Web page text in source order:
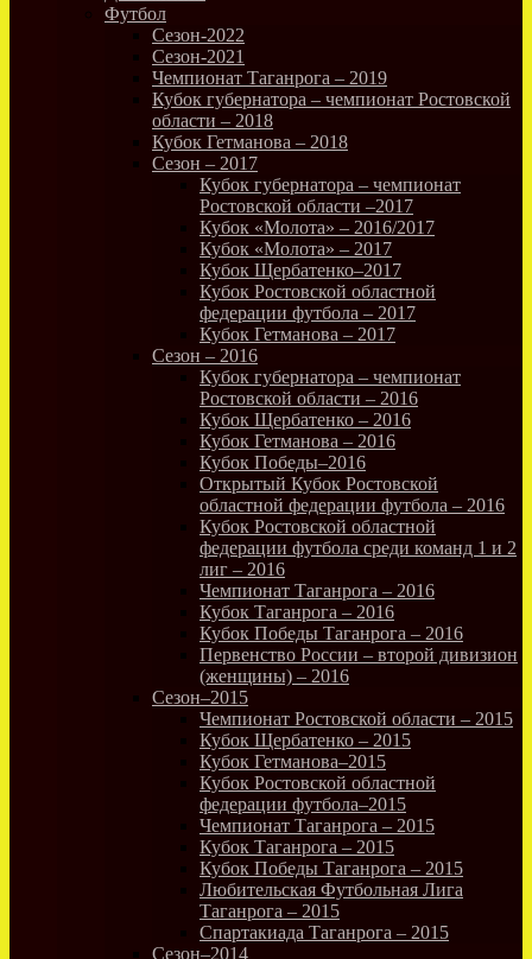
Футбол
Сезон-2022
Сезон-2021
Чемпионат Таганрога – 2019
Кубок губернатора – чемпионат Ростовской
области – 2018
Кубок Гетманова – 2018
Сезон – 2017
Кубок губернатора – чемпионат
Ростовской области –2017
Кубок «Молота» – 2016/2017
Кубок «Молота» – 2017
Кубок Щербатенко–2017
Кубок Ростовской областной
федерации футбола – 2017
Кубок Гетманова – 2017
Сезон – 2016
Кубок губернатора – чемпионат
Ростовской области – 2016
Кубок Щербатенко – 2016
Кубок Гетманова – 2016
Кубок Победы–2016
Открытый Кубок Ростовской
областной федерации футбола – 2016
Кубок Ростовской областной
федерации футбола среди команд 1 и 2
лиг – 2016
Чемпионат Таганрога – 2016
Кубок Таганрога – 2016
Кубок Победы Таганрога – 2016
Первенство России – второй дивизион
(женщины) – 2016
Сезон–2015
Чемпионат Ростовской области – 2015
Кубок Щербатенко – 2015
Кубок Гетманова–2015
Кубок Ростовской областной
федерации футбола–2015
Чемпионат Таганрога – 2015
Кубок Таганрога – 2015
Кубок Победы Таганрога – 2015
Любительская Футбольная Лига
Таганрога – 2015
Спартакиада Таганрога – 2015
Сезон–2014